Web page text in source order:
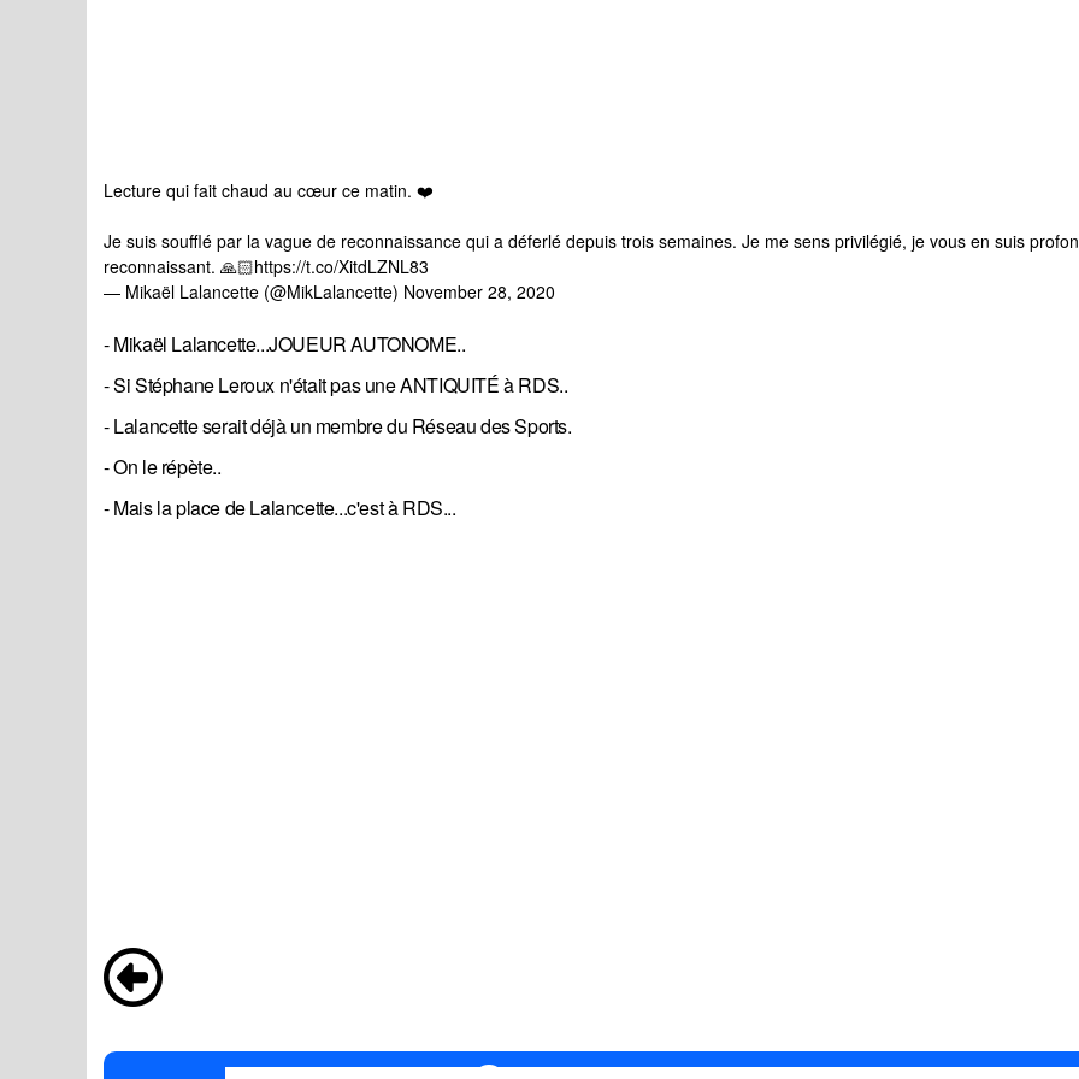
Lecture qui fait chaud au cœur ce matin. ❤️
Je suis soufflé par la vague de reconnaissance qui a déferlé depuis trois semaines. Je me sens privilégié, je vous en suis
reconnaissant. 🙏🏻https://t.co/XitdLZNL83
— Mikaël Lalancette (@MikLalancette) November 28, 2020
- Mikaël Lalancette...JOUEUR AUTONOME..
- Si Stéphane Leroux n'était pas une ANTIQUITÉ à RDS..
- Lalancette serait déjà un membre du Réseau des Sports.
- On le répète..
- Mais la place de Lalancette...c'est à RDS...